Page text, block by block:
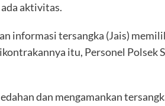
aktivitas.
informasi tersangka (Jais)
itu, Personel Polsek
dan mengamankan